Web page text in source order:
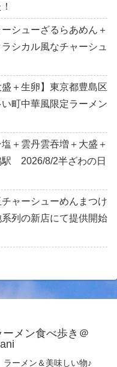
シューざるらあめん＋
シカル風なチャーシュ
＋生卵】東京都豊島区
町中華風限定ラーメン
＋雲丹雲吞増＋大盛＋
駅 2026/8/2半ざわの日
ャーシューめんまつけ
列の新店にて提供開始
メン食べ歩き＠
ラーメン＆美味しい物♪